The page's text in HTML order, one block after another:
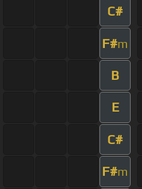
C#
F#m
B
E
C#
F#m